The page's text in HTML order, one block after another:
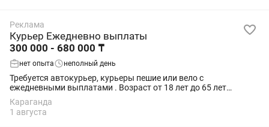
Реклама
Курьер Ежедневно выплаты
300 000 - 680 000 ₸
нет опыта неполный день
Требуется автокурьер, курьеры пешие или вело с
ежедневными выплатами . Возраст от 18 лет до 65 лет
Гражданство РК только Свободный график либо плановый
Караганда
1 августа